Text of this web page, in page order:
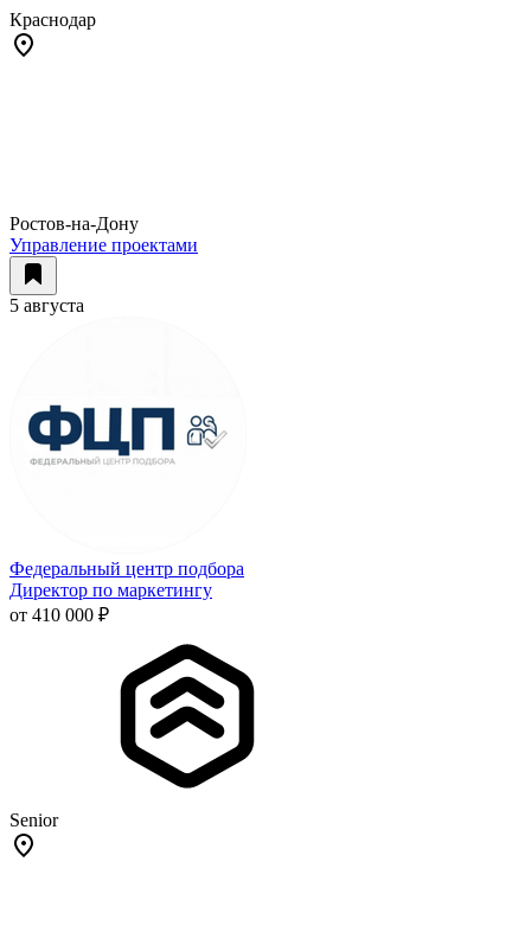
Краснодар
Ростов-на-Дону
Управление проектами
5 августа
Федеральный центр подбора
Директор по маркетингу
от 410 000 ₽
Senior